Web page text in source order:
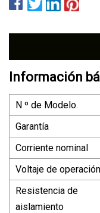
Información
N º de Modelo.
Garantía
Corriente nominal
Voltaje de operación
Resistencia de
aislamiento